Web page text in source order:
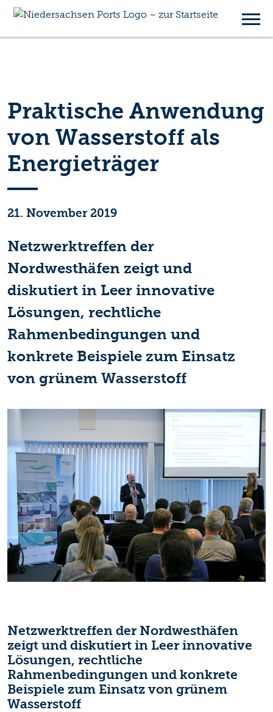
Praktische Anwendung
von Wasserstoff als
Energieträger
21. November 2019
Netzwerktreffen der
Nordwesthäfen zeigt und
diskutiert in Leer innovative
Lösungen, rechtliche
Rahmenbedingungen und
konkrete Beispiele zum Einsatz
von grünem Wasserstoff
Netzwerktreffen der Nordwesthäfen
zeigt und diskutiert in Leer innovative
Lösungen, rechtliche
Rahmenbedingungen und konkrete
Beispiele zum Einsatz von grünem
Wasserstoff